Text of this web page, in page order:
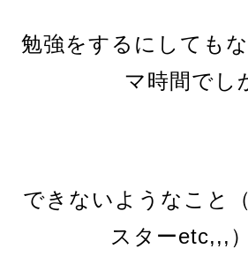
勉強をするにしても
マ時間でし
できないようなこと
スターetc,,,